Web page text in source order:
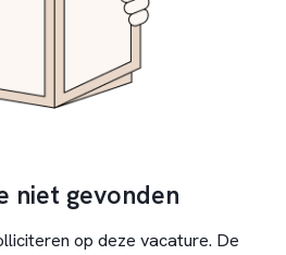
niet gevonden
op deze vacature. De